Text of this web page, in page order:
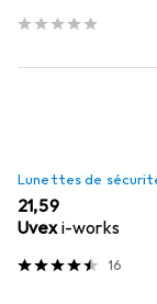
Lunettes de
EUR
21,59
Uvexi-works
16